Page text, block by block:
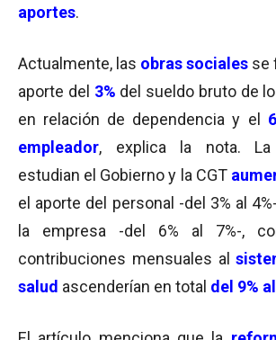
aportes.
Actualmente, las obras sociales se
aporte del 3% del sueldo bruto de
en relación de dependencia y el
empleador, explica la nota. La
estudian el Gobierno y la CGT
el aporte del personal -del 3% al
la empresa -del 6% al 7%-,
contribuciones mensuales al
salud ascenderían en total del 9%